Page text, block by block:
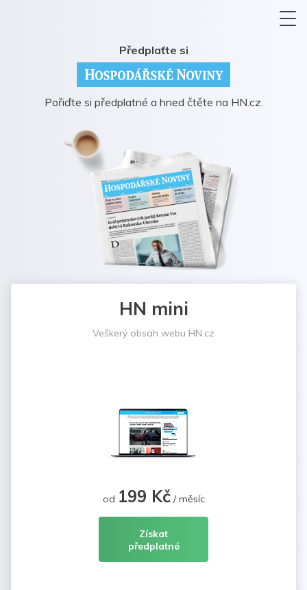
Předplaťte si
Pořiďte si předplatné a hned čtěte na HN.cz.
HN mini
Veškerý obsah webu HN.cz
od 199 Kč/ měsíc
Získat
předplatné